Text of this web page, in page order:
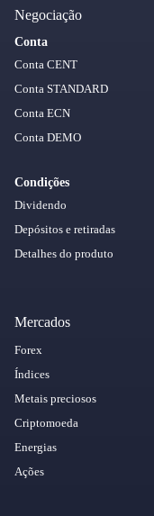
Negociação
Conta
Conta CENT
Conta STANDARD
Conta ECN
Conta DEMO
Condições
Dividendo
Depósitos e retiradas
Detalhes do produto
Mercados
Forex
Índices
Metais preciosos
Criptomoeda
Energias
Ações